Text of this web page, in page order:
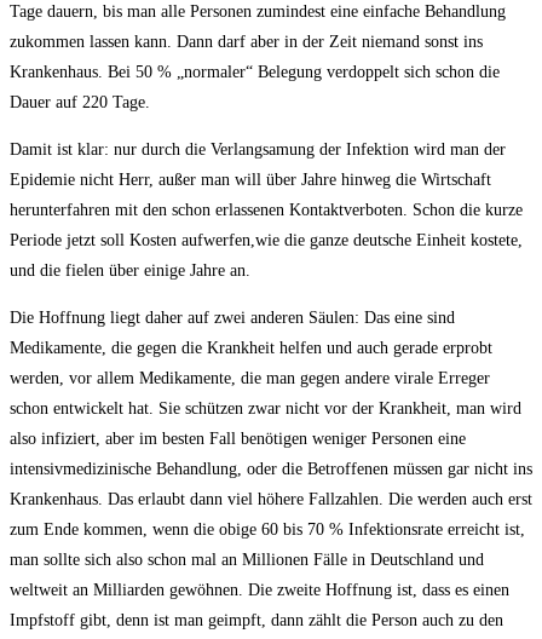
Tage dauern, bis man alle Personen zumindest eine einfache Behandlung
zukommen lassen kann. Dann darf aber in der Zeit niemand sonst ins
Krankenhaus. Bei 50 % „normaler“ Belegung verdoppelt sich schon die
Dauer auf 220 Tage.
Damit ist klar: nur durch die Verlangsamung der Infektion wird man der
Epidemie nicht Herr, außer man will über Jahre hinweg die Wirtschaft
herunterfahren mit den schon erlassenen Kontaktverboten. Schon die kurze
Periode jetzt soll Kosten aufwerfen,wie die ganze deutsche Einheit kostete,
und die fielen über einige Jahre an.
Die Hoffnung liegt daher auf zwei anderen Säulen: Das eine sind
Medikamente, die gegen die Krankheit helfen und auch gerade erprobt
werden, vor allem Medikamente, die man gegen andere virale Erreger
schon entwickelt hat. Sie schützen zwar nicht vor der Krankheit, man wird
also infiziert, aber im besten Fall benötigen weniger Personen eine
intensivmedizinische Behandlung, oder die Betroffenen müssen gar nicht ins
Krankenhaus. Das erlaubt dann viel höhere Fallzahlen. Die werden auch erst
zum Ende kommen, wenn die obige 60 bis 70 % Infektionsrate erreicht ist,
man sollte sich also schon mal an Millionen Fälle in Deutschland und
weltweit an Milliarden gewöhnen. Die zweite Hoffnung ist, dass es einen
Impfstoff gibt, denn ist man geimpft, dann zählt die Person auch zu den